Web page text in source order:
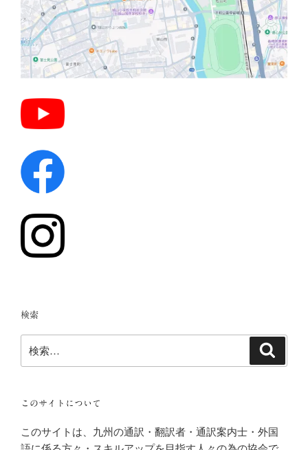
検索
索:
このサイトについて
このサイトは、九州の通訳・翻訳者・通訳案内士・外国